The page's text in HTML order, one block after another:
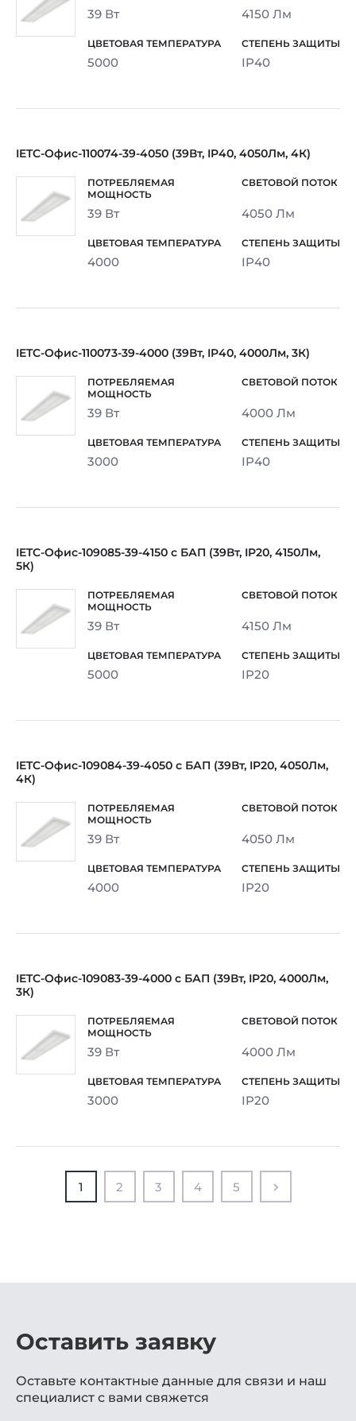
39 Вт 4150 Лм
5000 IP40
IETC-Офис-110074-39-4050 (39Вт, IP40, 4050Лм, 4К)
39 Вт 4050 Лм
4000 IP40
IETC-Офис-110073-39-4000 (39Вт, IP40, 4000Лм, 3К)
39 Вт 4000 Лм
3000 IP40
IETC-Офис-109085-39-4150 с БАП (39Вт, IP20, 4150Лм,
5К)
39 Вт 4150 Лм
5000 IP20
IETC-Офис-109084-39-4050 с БАП (39Вт, IP20, 4050Лм,
4К)
39 Вт 4050 Лм
4000 IP20
IETC-Офис-109083-39-4000 с БАП (39Вт, IP20, 4000Лм,
3К)
39 Вт 4000 Лм
3000 IP20
1 2 3 4 5
Оставить заявку
Оставьте контактные данные для связи и наш
специалист с вами свяжется